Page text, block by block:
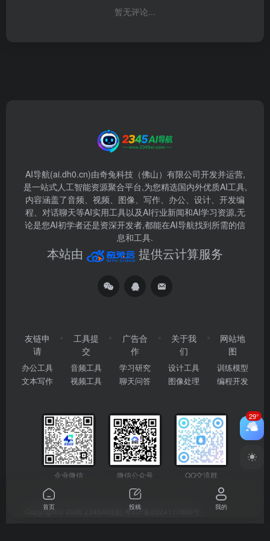
暂无评论...
AI导航(ai.dh0.cn)由奇兔科技（佛山）有限公司开发并运营,
是一站式人工智能资源聚合平台,为您精选国内外优质AI工具,
内容涵盖了音频、视频、图像、写作、办公、设计、开发编
程、对话聊天等AI实用工具以及AI行业新闻和AI学习资源,无
论是您AI初学者还是资深开发者,都能在AI导航找到所需的信
息和工具.
本站由 提供云计算服务
友链申
请
办公工具
文本写作
工具提
交
音频工具
视频工具
广告合
作
学习研究
聊天问答
关于我
们
设计工具
图像处理
网站地
图
训练模型
编程开发
企业微信 微信公众号 QQ交流群
Copyright © 2026 粤ICP备2024177666号
29°
首页 投稿 我的